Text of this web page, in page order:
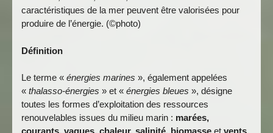
caractéristiques de la mer peuvent être valorisées pour
produire de l’énergie. (©photo)
Définition
Le terme «énergies marines », également appelées
«thalasso-énergies » et «énergies bleues », désigne
toutes les formes d’exploitation des ressources
renouvelables issues du milieu marin : marées,